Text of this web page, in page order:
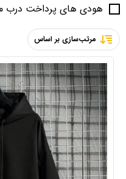
هودی های پرداخت درب
مرتب‌سازی بر اساس